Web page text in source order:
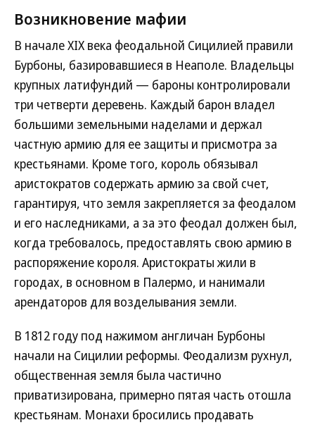
Возникновение мафии
В начале XIX века феодальной Сицилией правили
Бурбоны, базировавшиеся в Неаполе. Владельцы
крупных латифундий — бароны контролировали
три четверти деревень. Каждый барон владел
большими земельными наделами и держал
частную армию для ее защиты и присмотра за
крестьянами. Кроме того, король обязывал
аристократов содержать армию за свой счет,
гарантируя, что земля закрепляется за феодалом
и его наследниками, а за это феодал должен был,
когда требовалось, предоставлять свою армию в
распоряжение короля. Аристократы жили в
городах, в основном в Палермо, и нанимали
арендаторов для возделывания земли.
В 1812 году под нажимом англичан Бурбоны
начали на Сицилии реформы. Феодализм рухнул,
общественная земля была частично
приватизирована, примерно пятая часть отошла
крестьянам. Монахи бросились продавать